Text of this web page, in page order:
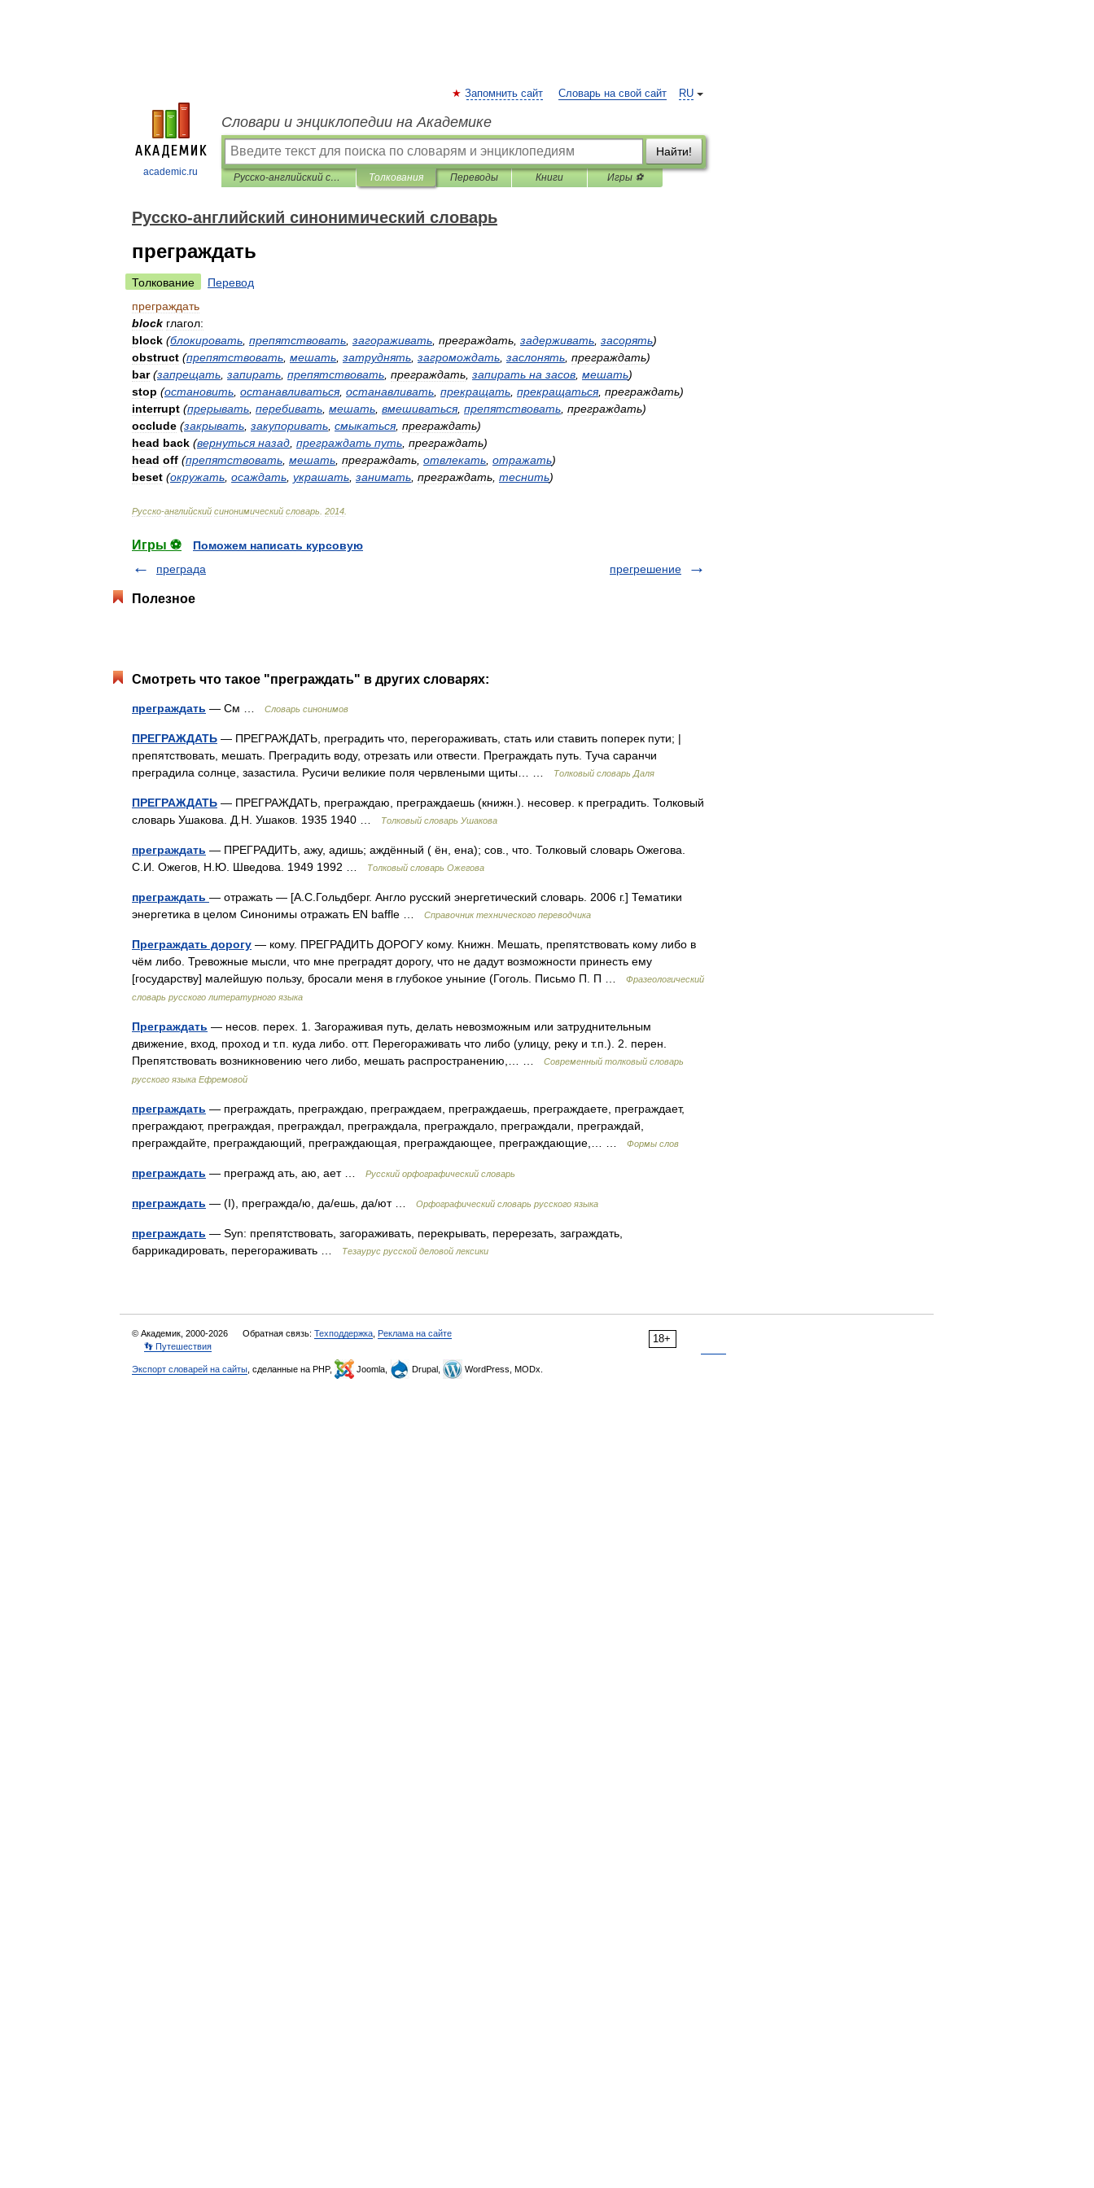
academic.ru
RU
Запомнить сайт Словарь на свой сайт
Словари и энциклопедии на Академике
Найти!
Русско-английский синонимический словарь Толкования Переводы Книги Игры ⚽
Русско-английский синонимический словарь
преграждать
Толкование
Перевод
преграждать
block глагол:
block (блокировать препятствовать загораживать преграждать задерживать засорять)
obstruct (препятствовать мешать затруднять загромождать заслонять преграждать)
bar (запрещать запирать препятствовать преграждать запирать на засов мешать)
stop (остановить останавливаться, останавливать прекращать прекращаться, преграждать)
interrupt (прерывать перебивать мешать вмешиваться, препятствовать преграждать)
occlude (закрывать закупоривать смыкаться, преграждать)
head back (вернуться назад преграждать путь преграждать)
head off (препятствовать мешать преграждать отвлекать отражать)
beset (окружать осаждать украшать занимать преграждать теснить)
Русско-английский синонимический словарь 2014
Игры ⚽
Поможем написать курсовую
преграда
прегрешение
Полезное
Смотреть что такое "преграждать" в других словарях:
преграждать — См … Словарь синонимов
ПРЕГРАЖДАТЬ — ПРЕГРАЖДАТЬ, преградить что, перегораживать, стать или ставить поперек пути; |
препятствовать, мешать. Преградить воду, отрезать или отвести. Преграждать путь. Туча саранчи
преградила солнце, зазастила. Русичи великие поля червлеными щиты… …
Толковый словарь Даля
ПРЕГРАЖДАТЬ — ПРЕГРАЖДАТЬ, преграждаю, преграждаешь (книжн.). несовер. к преградить. Толковый
словарь Ушакова. Д.Н. Ушаков. 1935 1940 …
Толковый словарь Ушакова
преграждать — ПРЕГРАДИТЬ, ажу, адишь; аждённый ( ён, ена); сов., что. Толковый словарь Ожегова.
С.И. Ожегов, Н.Ю. Шведова. 1949 1992 …
Толковый словарь Ожегова
преграждать — отражать — [А.С.Гольдберг. Англо русский энергетический словарь. 2006 г.] Тематики
энергетика в целом Синонимы отражать EN baffle …
Справочник технического переводчика
Преграждать дорогу — кому. ПРЕГРАДИТЬ ДОРОГУ кому. Книжн. Мешать, препятствовать кому либо в
чём либо. Тревожные мысли, что мне преградят дорогу, что не дадут возможности принесть ему
[государству] малейшую пользу, бросали меня в глубокое уныние (Гоголь. Письмо П. П …
Фразеологический
словарь русского литературного языка
Преграждать — несов. перех. 1. Загораживая путь, делать невозможным или затруднительным
движение, вход, проход и т.п. куда либо. отт. Перегораживать что либо (улицу, реку и т.п.). 2. перен.
Препятствовать возникновению чего либо, мешать распространению,… …
Современный толковый словарь
русского языка Ефремовой
преграждать — преграждать, преграждаю, преграждаем, преграждаешь, преграждаете, преграждает,
преграждают, преграждая, преграждал, преграждала, преграждало, преграждали, преграждай,
преграждайте, преграждающий, преграждающая, преграждающее, преграждающие,… …
Формы слов
преграждать — прегражд ать, аю, ает … Русский орфографический словарь
преграждать — (I), прегражда/ю, да/ешь, да/ют … Орфографический словарь русского языка
преграждать — Syn: препятствовать, загораживать, перекрывать, перерезать, заграждать,
баррикадировать, перегораживать …
Тезаурус русской деловой лексики
18+
© Академик, 2000-2026 Обратная связь: Техподдержка Реклама на сайте
👣 Путешествия
Экспорт словарей на сайты , сделанные на PHP, Joomla, Drupal, WordPress, MODx.